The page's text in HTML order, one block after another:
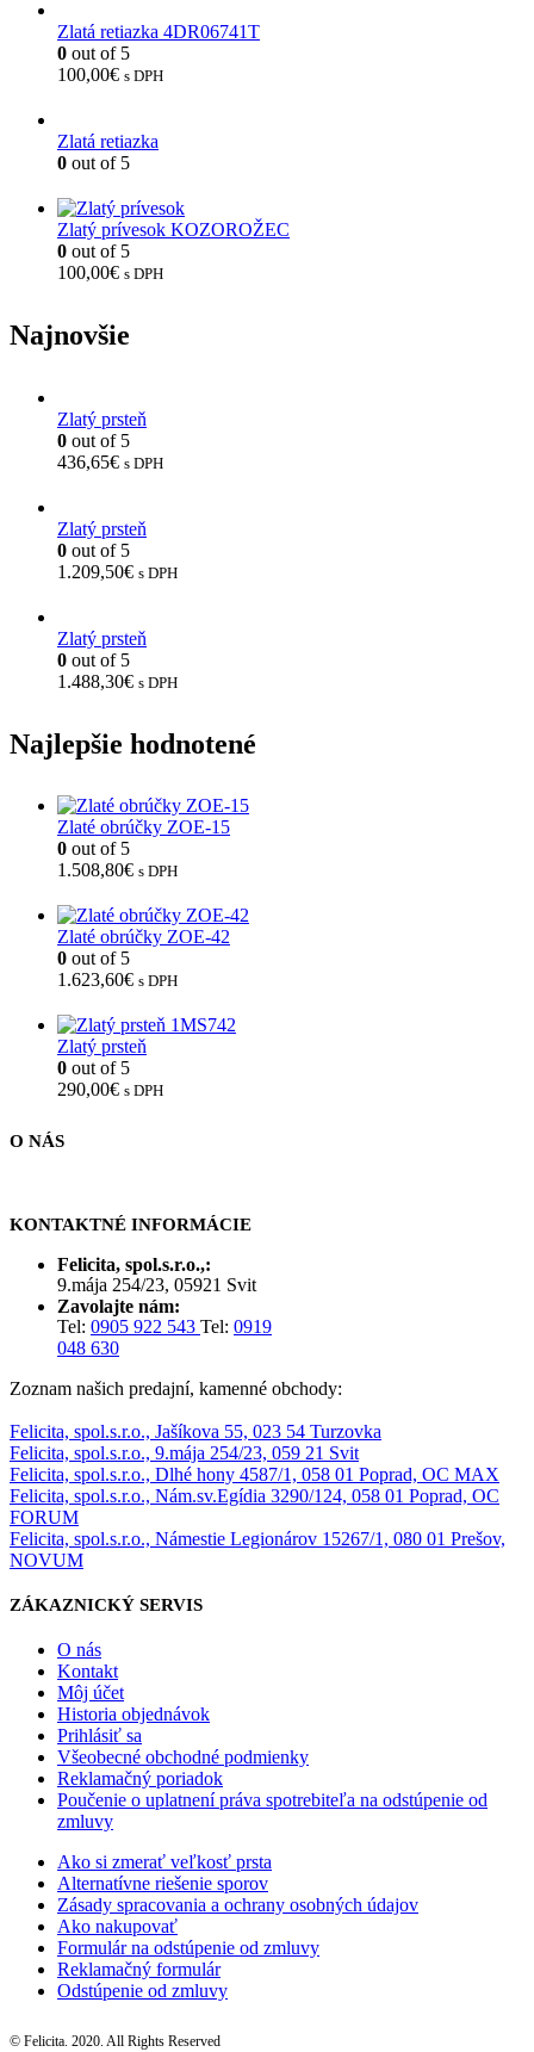
Zlatá retiazka 4DR06741T
0 out of 5
100,00€ s DPH
Zlatá retiazka
0 out of 5
Zlatý prívesok KOZOROŽEC
0 out of 5
100,00€ s DPH
Najnovšie
Zlatý prsteň
0 out of 5
436,65€ s DPH
Zlatý prsteň
0 out of 5
1.209,50€ s DPH
Zlatý prsteň
0 out of 5
1.488,30€ s DPH
Najlepšie hodnotené
Zlaté obrúčky ZOE-15
0 out of 5
1.508,80€ s DPH
Zlaté obrúčky ZOE-42
0 out of 5
1.623,60€ s DPH
Zlatý prsteň
0 out of 5
290,00€ s DPH
O NÁS
KONTAKTNÉ INFORMÁCIE
Felicita, spol.s.r.o.,:
9.mája 254/23, 05921 Svit
Zavolajte nám:
Tel: 0905 922 543 Tel: 0919
048 630
Zoznam našich predajní, kamenné obchody:
Felicita, spol.s.r.o., Jašíkova 55, 023 54 Turzovka
Felicita, spol.s.r.o., 9.mája 254/23, 059 21 Svit
Felicita, spol.s.r.o., Dlhé hony 4587/1, 058 01 Poprad, OC MAX
Felicita, spol.s.r.o., Nám.sv.Egídia 3290/124, 058 01 Poprad, OC
FORUM
Felicita, spol.s.r.o., Námestie Legionárov 15267/1, 080 01 Prešov,
NOVUM
ZÁKAZNICKÝ SERVIS
O nás
Kontakt
Môj účet
Historia objednávok
Prihlásiť sa
Všeobecné obchodné podmienky
Reklamačný poriadok
Poučenie o uplatnení práva spotrebiteľa na odstúpenie od
zmluvy
Ako si zmerať veľkosť prsta
Alternatívne riešenie sporov
Zásady spracovania a ochrany osobných údajov
Ako nakupovať
Formulár na odstúpenie od zmluvy
Reklamačný formulár
Odstúpenie od zmluvy
© Felicita. 2020. All Rights Reserved